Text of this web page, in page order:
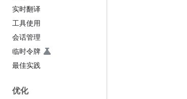
实时翻译
工具使用
会话管理
临时令牌
最佳实践
优化